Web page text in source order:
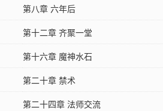
第八章 六年后
第十二章 齐聚一堂
第十六章 魔神水石
第二十章 禁术
第二十四章 法师交流